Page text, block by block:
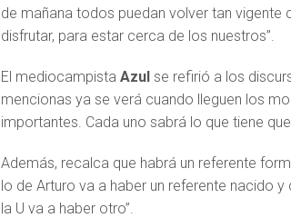
de mañana todos puedan volver tan
disfrutar, para estar cerca de los nuestros”.
El mediocampistaAzul se refirió a los
mencionas ya se verá cuando lleguen los
importantes. Cada uno sabrá lo que tiene
Además, recalca que habrá un referente
lo de Arturo va a haber un referente nacido
la U va a haber otro”.